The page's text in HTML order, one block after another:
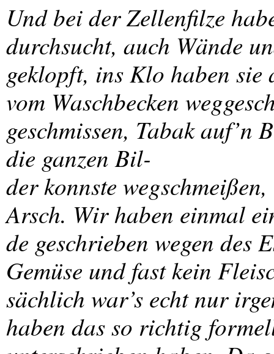
Und bei der Zellenfilze
durchsucht, auch Wände
geklopft, ins Klo haben sie
vom Waschbecken
geschmissen, Tabak auf’n
die ganzen Bil-
der konnste
Arsch. Wir haben einmal
de geschrieben wegen des
Gemüse und fast kein
sächlich war’s echt nur
haben das so richtig